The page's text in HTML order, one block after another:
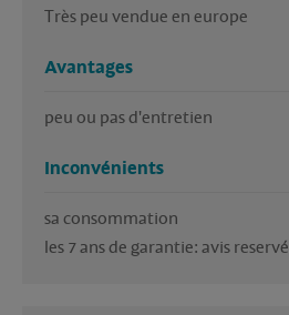
Très peu vendue en europe
Avantages
peu ou pas d'entretien
Inconvénients
sa consommation
les 7 ans de garantie: avis reservé